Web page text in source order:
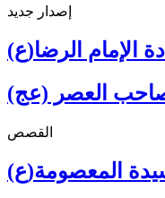
إصدار جديد
الإمام الرضا(ع)
القصص
المعصومة(ع)